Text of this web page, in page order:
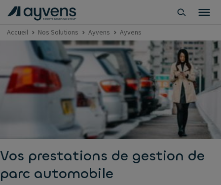
Accueil Nos Solutions Ayvens Ayvens
Vos prestations de gestion de
parc automobile